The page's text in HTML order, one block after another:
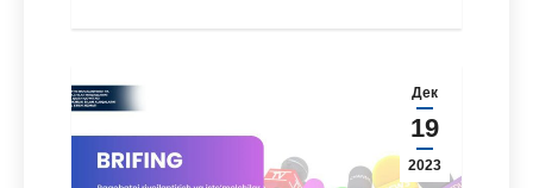
Дек
19
2023